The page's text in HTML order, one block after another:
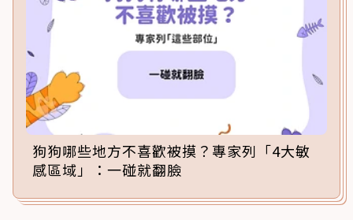
狗狗哪些地方不喜歡被摸？專家列「4大敏
感區域」：一碰就翻臉